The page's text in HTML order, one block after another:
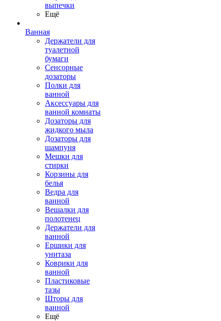
выпечки
Ещё
Ванная
Держатели для
туалетной
бумаги
Сенсорные
дозаторы
Полки для
ванной
Аксессуары для
ванной комнаты
Дозаторы для
жидкого мыла
Дозаторы для
шампуня
Мешки для
стирки
Корзины для
белья
Ведра для
ванной
Вешалки для
полотенец
Держатели для
ванной
Ершики для
унитаза
Коврики для
ванной
Пластиковые
тазы
Шторы для
ванной
Ещё